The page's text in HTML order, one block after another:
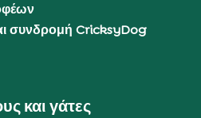
συνδρομή CricksyDog
και γάτες